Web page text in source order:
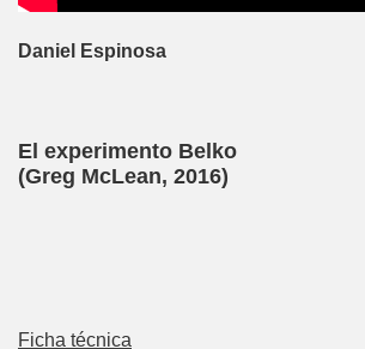
Daniel Espinosa
El experimento Belko
(Greg McLean, 2016)
Ficha técnica